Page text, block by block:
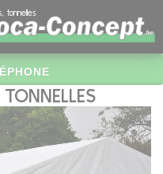
tonnelles